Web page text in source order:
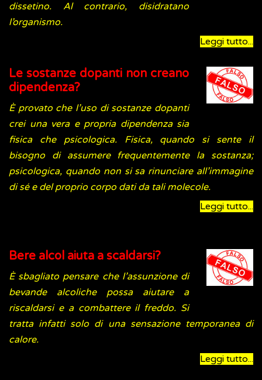
dissetino. Al contrario, disidratano
l’organismo.
Leggi tutto...
Le sostanze dopanti non creano
dipendenza?
È provato che l’uso di sostanze dopanti
crei una vera e propria dipendenza sia
fisica che psicologica. Fisica, quando si sente il
bisogno di assumere frequentemente la sostanza;
psicologica, quando non si sa rinunciare all’immagine
di sé e del proprio corpo dati da tali molecole.
Leggi tutto...
Bere alcol aiuta a scaldarsi?
È sbagliato pensare che l’assunzione di
bevande alcoliche possa aiutare a
riscaldarsi e a combattere il freddo. Si
tratta infatti solo di una sensazione temporanea di
calore.
Leggi tutto...